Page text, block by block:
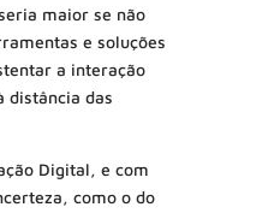
maior se não
e soluções
a interação
distância das
Digital, e com
como o do